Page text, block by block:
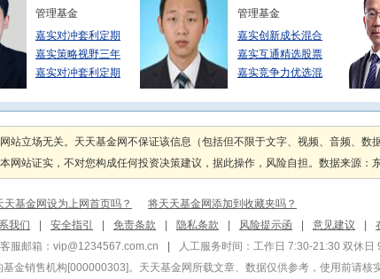
管理基金
嘉实对冲套利定期
嘉实策略视野三年
嘉实对冲套利定期
管理基金
嘉实创新成长混合
嘉实互通精选股票
嘉实竞争力优选混
张文玥
管理基金
嘉实活期宝货币A
嘉实3个月理财债
李曈
管理基金
嘉实活钱包货币A
嘉实活钱包货币E
管理基金
嘉实回报精选股票
管理基金
嘉实新添辉定期混
站立场无关。天天基金网不保证该信息（包括但不限于文字、视频、音频、数
站证实，不对您构成任何投资决策建议，据此操作，风险自担。数据来源：
天基金网设为上网首页吗？
将天天基金网添加到收藏夹吗？
我们 安全指引 免责条款 隐私条款 风险提示函 意见建议
客服邮箱： vip@1234567.com.cn
人工服务时间：工作日 7:30-21:30 双休日
基金销售机构[000000303]。天天基金网所载文章、数据仅供参考，使用前请核